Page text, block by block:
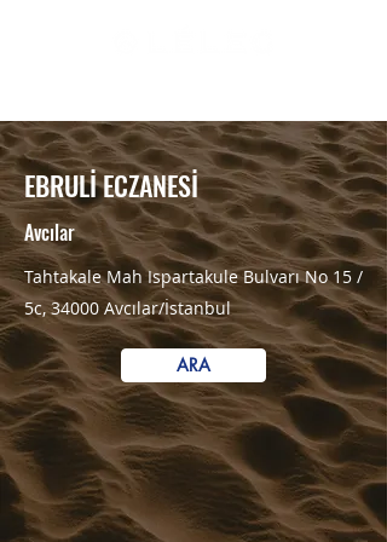
EBRULİ ECZANESİ
Avcılar
Tahtakale Mah Ispartakule Bulvarı No 15 /
5c, 34000 Avcılar/İstanbul
ARA